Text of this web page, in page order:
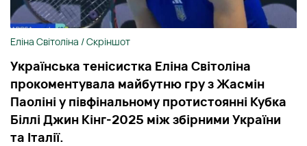
Еліна Світоліна / Скріншот
Українська тенісистка Еліна Світоліна
прокоментувала майбутню гру з Жасмін
Паоліні у півфінальному протистоянні Кубка
Біллі Джин Кінг-2025 між збірними України
та Італії.